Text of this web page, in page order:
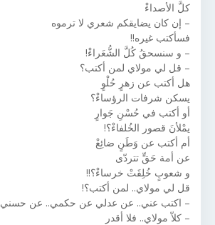
كلَّ الأصداءْ
– إن كان يضايقكم شعري لا ترموه
فسأكتب غيره!!
– و سنسحقُ كُلَّ الشُّعَراءْ!
– قل لي مولاي لمن أكتب؟
هل أكتب عن زهرٍ حُلْوٍ
يسكن شرفات الرؤساءْ؟
أو أكتب في حُسْنِ جَوارٍ
يمْلأنَ قصور الخُلفاءْ؟!
أم أكتب عن وَطَنٍ ضائِعْ
عن أمة حَقٍّ تتردّى
و شعوبٍ خُلِقَتْ خرساءْ؟!!
قل لي مولاي.. لمن أكتب؟!
– اكتب عني.. عن عدلي عن حكمي.. عن حسني
– كلاّ مولاي.. فلا أقدر